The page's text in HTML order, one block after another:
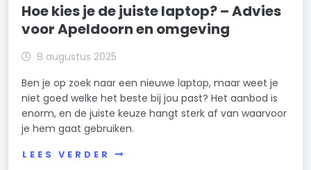
Hoe kies je de juiste laptop? – Advies
voor Apeldoorn en omgeving
8 augustus 2025
Ben je op zoek naar een nieuwe laptop, maar weet je
niet goed welke het beste bij jou past? Het aanbod is
enorm, en de juiste keuze hangt sterk af van waarvoor
je hem gaat gebruiken.
LEES VERDER